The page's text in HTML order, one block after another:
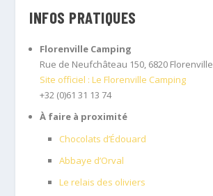
INFOS PRATIQUES
Florenville Camping
Rue de Neufchâteau 150, 6820 Florenville
Site officiel : Le Florenville Camping
+32 (0)61 31 13 74
À faire à proximité
Chocolats d’Édouard
Abbaye d’Orval
Le relais des oliviers